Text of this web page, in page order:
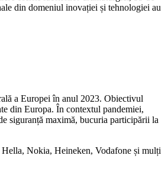
din domeniul inovației și tehnologiei au
a Europei în anul 2023. Obiectivul
din Europa. În contextul pandemiei,
siguranță maximă, bucuria participării la
Nokia, Heineken, Vodafone și mulți